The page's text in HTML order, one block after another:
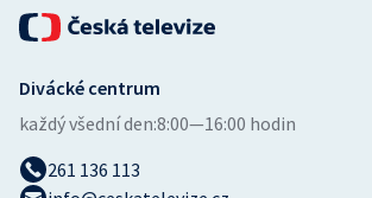
Rychlobruslení
Short track
Sportovní střelba
Divácké centrum
každý všední den:8:00—16:00 hodin
261 136 113